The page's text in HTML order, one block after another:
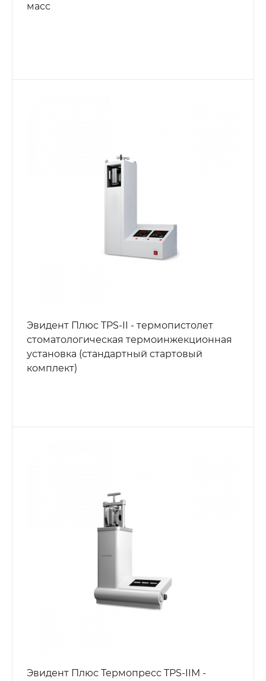
масс
Эвидент Плюс TPS-II - термопистолет
стоматологическая термоинжекционная
установка (стандартный стартовый
комплект)
Эвидент Плюс Термопресс TPS-IIM -